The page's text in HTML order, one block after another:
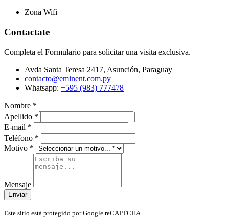
Zona Wifi
Contactate
Completa el Formulario para solicitar una visita exclusiva.
Avda Santa Teresa 2417, Asunción, Paraguay
contacto@eminent.com.py
Whatsapp: +595 (983) 777478
Nombre *
Apellido *
E-mail *
Teléfono *
Motivo *
Mensaje
Enviar
Este sitio está protegido por Google reCAPTCHA